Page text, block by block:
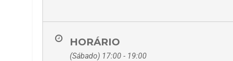
HORÁRIO
(Sábado) 17:00 - 19:00